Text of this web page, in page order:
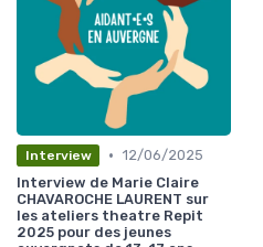
Interview • 12/06/2025
Interview de Marie Claire
CHAVAROCHE LAURENT sur
les ateliers theatre Repit
2025 pour des jeunes